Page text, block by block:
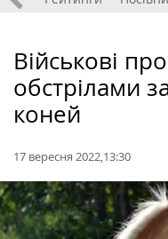
Військові
обстрілами
коней
17 вересня 2022,13:30